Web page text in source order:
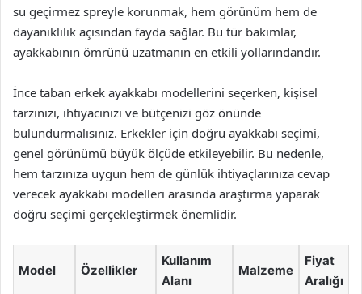
su geçirmez spreyle korunmak, hem görünüm hem de
dayanıklılık açısından fayda sağlar. Bu tür bakımlar,
ayakkabının ömrünü uzatmanın en etkili yollarındandır.
İnce taban erkek ayakkabı modellerini seçerken, kişisel
tarzınızı, ihtiyacınızı ve bütçenizi göz önünde
bulundurmalısınız. Erkekler için doğru ayakkabı seçimi,
genel görünümü büyük ölçüde etkileyebilir. Bu nedenle,
hem tarzınıza uygun hem de günlük ihtiyaçlarınıza cevap
verecek ayakkabı modelleri arasında araştırma yaparak
doğru seçimi gerçekleştirmek önemlidir.
Model Özellikler
Kullanım
Alanı
Malzeme
Fiyat
Aralığı